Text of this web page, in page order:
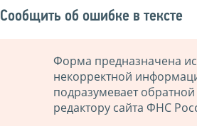
Сообщить об ошибке в тексте
Форма предназначена
некорректной
подразумевает
редактору сайта ФНС